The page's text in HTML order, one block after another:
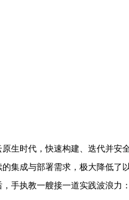
原生时代，快速构建、迭代并
的集成与部署需求，极大降低了
手执教一艘接一道实践波浪力